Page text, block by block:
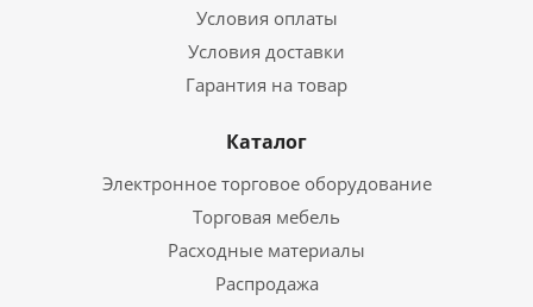
Условия оплаты
Условия доставки
Гарантия на товар
Каталог
Электронное торговое оборудование
Торговая мебель
Расходные материалы
Распродажа